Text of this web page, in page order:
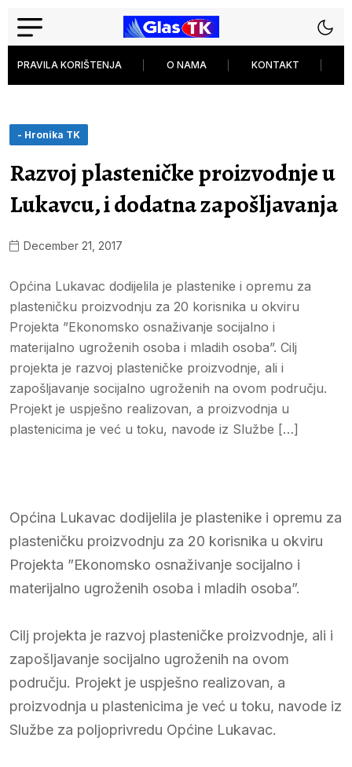
PRAVILA KORIŠTENJA O NAMA KONTAKT
- Hronika TK
Razvoj plasteničke proizvodnje u
Lukavcu, i dodatna zapošljavanja
December 21, 2017
Općina Lukavac dodijelila je plastenike i opremu za
plasteničku proizvodnju za 20 korisnika u okviru
Projekta ”Ekonomsko osnaživanje socijalno i
materijalno ugroženih osoba i mladih osoba”. Cilj
projekta je razvoj plasteničke proizvodnje, ali i
zapošljavanje socijalno ugroženih na ovom području.
Projekt je uspješno realizovan, a proizvodnja u
plastenicima je već u toku, navode iz Službe […]
Općina Lukavac dodijelila je plastenike i opremu za
plasteničku proizvodnju za 20 korisnika u okviru
Projekta ”Ekonomsko osnaživanje socijalno i
materijalno ugroženih osoba i mladih osoba”.
Cilj projekta je razvoj plasteničke proizvodnje, ali i
zapošljavanje socijalno ugroženih na ovom
području. Projekt je uspješno realizovan, a
proizvodnja u plastenicima je već u toku, navode iz
Službe za poljoprivredu Općine Lukavac.